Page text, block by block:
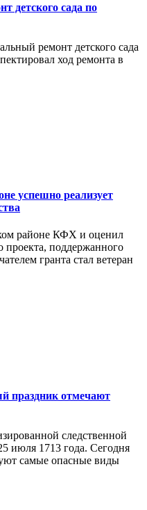
детского сада по
ремонт детского сада
ход ремонта в
успешно реализует
районе КФХ и оценил
проекта, поддержанного
гранта стал ветеран
праздник отмечают
следственной
июля 1713 года. Сегодня
самые опасные виды